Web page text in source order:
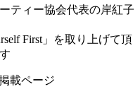
ティー協会代表の岸紅子
First」を取り上げて頂